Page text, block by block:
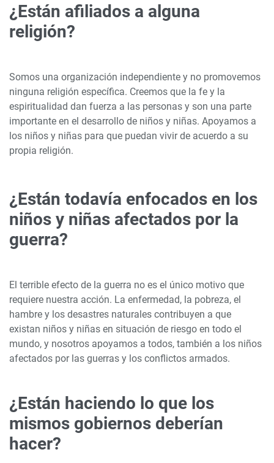
¿Están afiliados a alguna
religión?
Somos una organización independiente y no promovemos
ninguna religión específica. Creemos que la fe y la
espiritualidad dan fuerza a las personas y son una parte
importante en el desarrollo de niños y niñas. Apoyamos a
los niños y niñas para que puedan vivir de acuerdo a su
propia religión.
¿Están todavía enfocados en los
niños y niñas afectados por la
guerra?
El terrible efecto de la guerra no es el único motivo que
requiere nuestra acción. La enfermedad, la pobreza, el
hambre y los desastres naturales contribuyen a que
existan niños y niñas en situación de riesgo en todo el
mundo, y nosotros apoyamos a todos, también a los niños
afectados por las guerras y los conflictos armados.
¿Están haciendo lo que los
mismos gobiernos deberían
hacer?